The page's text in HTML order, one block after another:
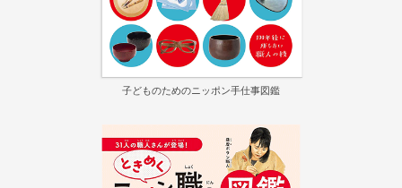
子どものためのニッポン手仕事図鑑